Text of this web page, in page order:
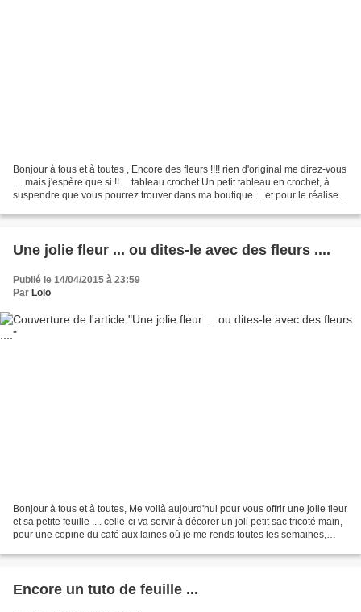
Bonjour à tous et à toutes , Encore des fleurs !!!! rien d'original me direz-vous
.... mais j'espère que si !!.... tableau crochet Un petit tableau en crochet, à
suspendre que vous pourrez trouver dans ma boutique ... et pour le réaliser
Une jolie fleur ... ou dites-le avec des fleurs ....
Publié le 14/04/2015 à 23:59
Par Lolo
Bonjour à tous et à toutes, Me voilà aujourd'hui pour vous offrir une jolie fleur
et sa petite feuille .... celle-ci va servir à décorer un joli petit sac tricoté main,
pour une copine du café aux laines où je me rends toutes les semaines,
Encore un tuto de feuille ...